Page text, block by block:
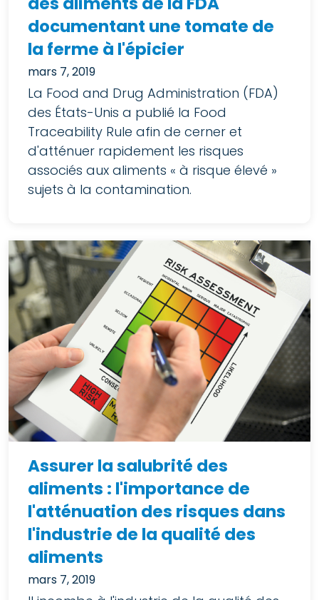
documentant une tomate de
la ferme à l'épicier
mars 7, 2019
La Food and Drug Administration (FDA)
des États-Unis a publié la Food
Traceability Rule afin de cerner et
d'atténuer rapidement les risques
associés aux aliments « à risque élevé »
sujets à la contamination.
Assurer la salubrité des
aliments : l'importance de
l'atténuation des risques dans
l'industrie de la qualité des
aliments
mars 7, 2019